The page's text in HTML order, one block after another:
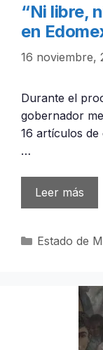
“Ni libre,
en
16 noviembre,
Durante el
gobernador
16 artículos de
…
Leer más
Categorías
Estado de